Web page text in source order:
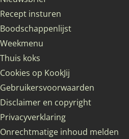
Recept insturen
Boodschappenlijst
Weekmenu
Thuis koks
Cookies op KookJij
Gebruikersvoorwaarden
Disclaimer en copyright
Privacyverklaring
Onrechtmatige inhoud melden